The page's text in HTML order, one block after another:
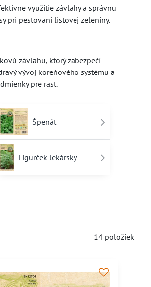
využitie závlahy a správnu
pri pestovaní listovej zeleniny.
závlahu, ktorý zabezpečí
vývoj koreňového systému a
pre rast.
Špenát
Ligurček lekársky
14 položiek